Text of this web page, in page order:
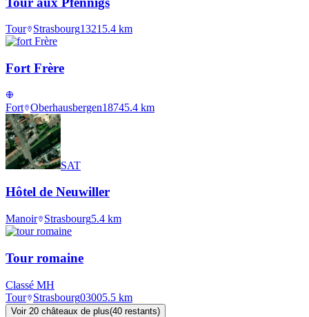
Tour Strasbourg1321 5.4 km
Fort Frère
Fort Oberhausbergen18745.4 km
SAT
Hôtel de Neuwiller
Manoir Strasbourg5.4 km
Tour romaine
Classé MH
Tour
Strasbourg03005.5 km
Voir 20 châteaux de plus(40 restants)